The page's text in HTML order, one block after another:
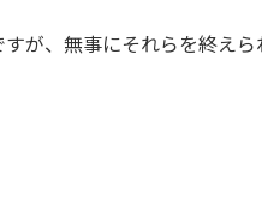
が、無事にそれらを終えら